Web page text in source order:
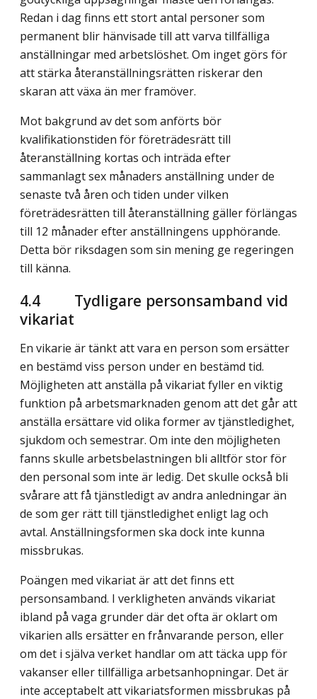
Redan i dag finns ett stort antal personer som
permanent blir hänvisade till att varva tillfälliga
anställningar med arbetslöshet. Om inget görs för
att stärka återanställningsrätten riskerar den
skaran att växa än mer framöver.
Mot bakgrund av det som anförts bör
kvalifikationstiden för företrädesrätt till
återanställning kortas och inträda efter
sammanlagt sex månaders anställning under de
senaste två åren och tiden under vilken
företrädesrätten till återanställning gäller förlängas
till 12 månader efter anställningens upphörande.
Detta bör riksdagen som sin mening ge regeringen
till känna.
4.4 Tydligare personsamband vid
vikariat
En vikarie är tänkt att vara en person som ersätter
en bestämd viss person under en bestämd tid.
Möjligheten att anställa på vikariat fyller en viktig
funktion på arbetsmarknaden genom att det går att
anställa ersättare vid olika former av tjänstledighet,
sjukdom och semestrar. Om inte den möjligheten
fanns skulle arbetsbelastningen bli alltför stor för
den personal som inte är ledig. Det skulle också bli
svårare att få tjänstledigt av andra anledningar än
de som ger rätt till tjänstledighet enligt lag och
avtal. Anställningsformen ska dock inte kunna
missbrukas.
Poängen med vikariat är att det finns ett
personsamband. I verkligheten används vikariat
ibland på vaga grunder där det ofta är oklart om
vikarien alls ersätter en frånvarande person, eller
om det i själva verket handlar om att täcka upp för
vakanser eller tillfälliga arbetsanhopningar. Det är
inte acceptabelt att vikariatsformen missbrukas på